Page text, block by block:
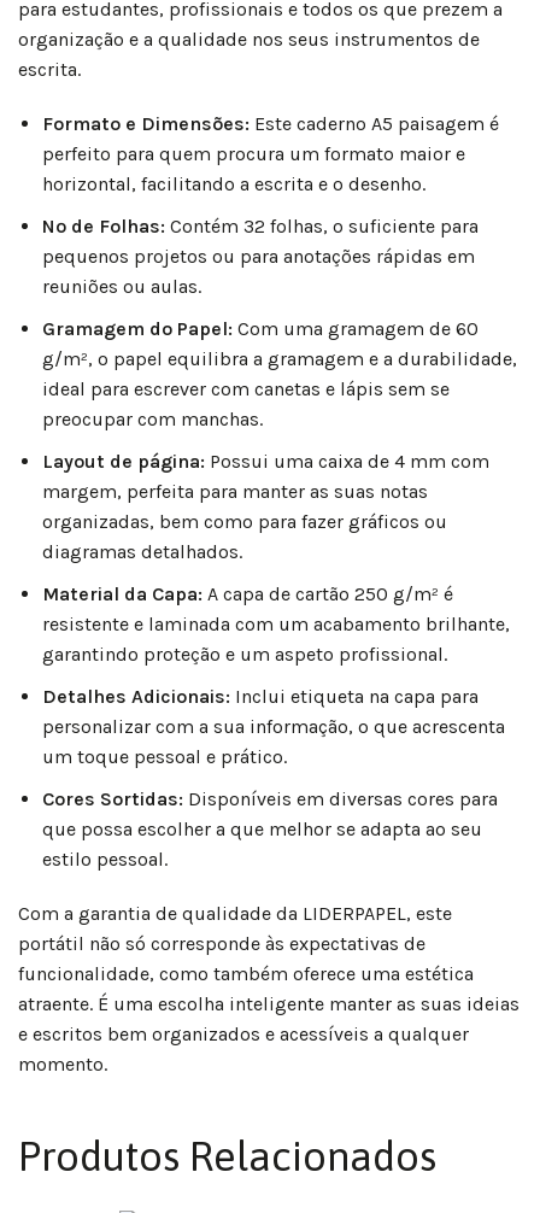
para estudantes, profissionais e todos os que prezem a
organização e a qualidade nos seus instrumentos de
escrita.
Formato e Dimensões: Este caderno A5 paisagem é
perfeito para quem procura um formato maior e
horizontal, facilitando a escrita e o desenho.
Nº de Folhas: Contém 32 folhas, o suficiente para
pequenos projetos ou para anotações rápidas em
reuniões ou aulas.
Gramagem do Papel: Com uma gramagem de 60
g/m², o papel equilibra a gramagem e a durabilidade,
ideal para escrever com canetas e lápis sem se
preocupar com manchas.
Layout de página: Possui uma caixa de 4 mm com
margem, perfeita para manter as suas notas
organizadas, bem como para fazer gráficos ou
diagramas detalhados.
Material da Capa: A capa de cartão 250 g/m² é
resistente e laminada com um acabamento brilhante,
garantindo proteção e um aspeto profissional.
Detalhes Adicionais: Inclui etiqueta na capa para
personalizar com a sua informação, o que acrescenta
um toque pessoal e prático.
Cores Sortidas: Disponíveis em diversas cores para
que possa escolher a que melhor se adapta ao seu
estilo pessoal.
Com a garantia de qualidade da LIDERPAPEL, este
portátil não só corresponde às expectativas de
funcionalidade, como também oferece uma estética
atraente. É uma escolha inteligente manter as suas ideias
e escritos bem organizados e acessíveis a qualquer
momento.
Produtos Relacionados